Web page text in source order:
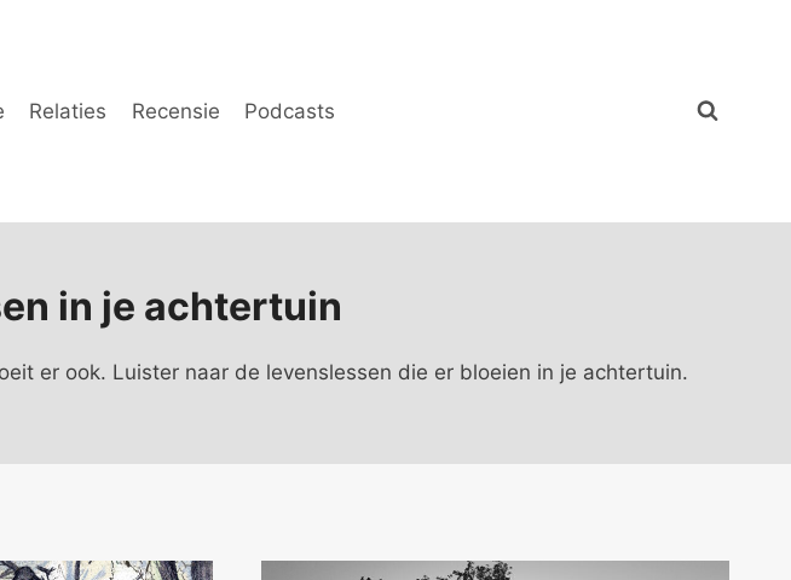
Relaties Recensie Podcasts
in je achtertuin
er ook. Luister naar de levenslessen die er bloeien in je achtertuin.